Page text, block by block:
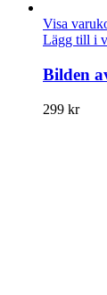
Visa
Lägg till i
Bilden
299 kr